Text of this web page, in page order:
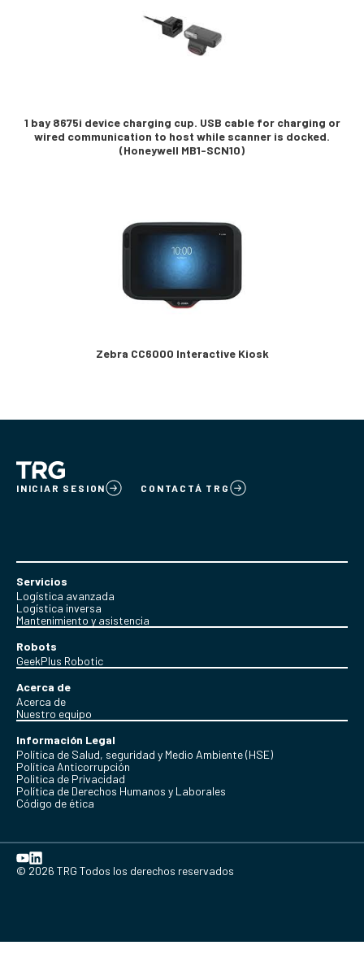
1 bay 8675i device charging cup. USB cable for charging or
wired communication to host while scanner is docked.
(Honeywell MB1-SCN10)
Zebra CC6000 Interactive Kiosk
INICIAR SESION CONTACTÁ TRG
Servicios
Logística avanzada
Logística inversa
Mantenimiento y asistencia
Robots
GeekPlus Robotic
Acerca de
Acerca de
Nuestro equipo
Información Legal
Política de Salud, seguridad y Medio Ambiente (HSE)
Política Anticorrupción
Politica de Privacidad
Política de Derechos Humanos y Laborales
Código de ética
© 2026 TRG Todos los derechos reservados